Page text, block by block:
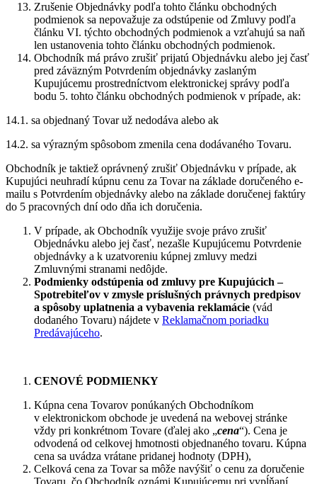
Zrušenie Objednávky podľa tohto článku obchodných
podmienok sa nepovažuje za odstúpenie od Zmluvy podľa
článku VI. týchto obchodných podmienok a vzťahujú sa naň
len ustanovenia tohto článku obchodných podmienok.
Obchodník má právo zrušiť prijatú Objednávku alebo jej časť
pred záväzným Potvrdením objednávky zaslaným
Kupujúcemu prostredníctvom elektronickej správy podľa
bodu 5. tohto článku obchodných podmienok v prípade, ak:
14.1. sa objednaný Tovar už nedodáva alebo ak
14.2. sa výrazným spôsobom zmenila cena dodávaného Tovaru.
Obchodník je taktiež oprávnený zrušiť Objednávku v prípade, ak
Kupujúci neuhradí kúpnu cenu za Tovar na základe doručeného e-
mailu s Potvrdením objednávky alebo na základe doručenej faktúry
do 5 pracovných dní odo dňa ich doručenia.
V prípade, ak Obchodník využije svoje právo zrušiť
Objednávku alebo jej časť, nezašle Kupujúcemu Potvrdenie
objednávky a k uzatvoreniu kúpnej zmluvy medzi
Zmluvnými stranami nedôjde.
Podmienky odstúpenia od zmluvy pre Kupujúcich –
Spotrebiteľov v zmysle príslušných právnych predpisov
a spôsoby uplatnenia a vybavenia reklamácie (vád
dodaného Tovaru) nájdete v Reklamačnom poriadku
Predávajúceho.
CENOVÉ PODMIENKY
Kúpna cena Tovarov ponúkaných Obchodníkom
v elektronickom obchode je uvedená na webovej stránke
vždy pri konkrétnom Tovare (ďalej ako „cena“). Cena je
odvodená od celkovej hmotnosti objednaného tovaru. Kúpna
cena sa uvádza vrátane pridanej hodnoty (DPH),
Celková cena za Tovar sa môže navýšiť o cenu za doručenie
Tovaru, čo Obchodník oznámi Kupujúcemu pri vypĺňaní